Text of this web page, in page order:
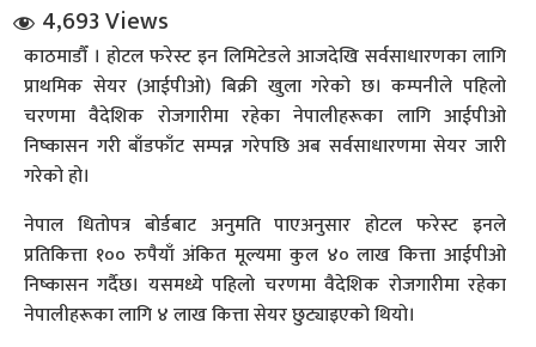
संवाद
4,693 Views
काठमाडौँ । होटल फरेस्ट इन लिमिटेडले आजदेखि सर्वसाधारणका लागि
प्राथमिक सेयर (आईपीओ) बिक्री खुला गरेको छ। कम्पनीले पहिलो
चरणमा वैदेशिक रोजगारीमा रहेका नेपालीहरूका लागि आईपीओ
निष्कासन गरी बाँडफाँट सम्पन्न गरेपछि अब सर्वसाधारणमा सेयर जारी
गरेको हो।
नेपाल धितोपत्र बोर्डबाट अनुमति पाएअनुसार होटल फरेस्ट इनले
प्रतिकित्ता १०० रुपैयाँ अंकित मूल्यमा कुल ४० लाख कित्ता आईपीओ
निष्कासन गर्दैछ। यसमध्ये पहिलो चरणमा वैदेशिक रोजगारीमा रहेका
नेपालीहरूका लागि ४ लाख कित्ता सेयर छुट्याइएको थियो।